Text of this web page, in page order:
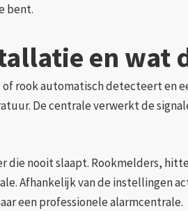
bent.
en wat
rook automatisch detecteert en
De centrale verwerkt de
nooit slaapt. Rookmelders,
Afhankelijk van de instellingen
een professionele alarmcentrale.